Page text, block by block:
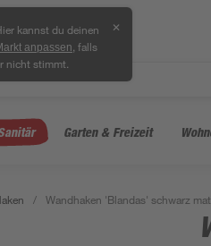
kannst du deinen
anpassen , falls
nicht stimmt.
✕
Garten & Freizeit
/ Wandhaken 'Blandas' schwarz